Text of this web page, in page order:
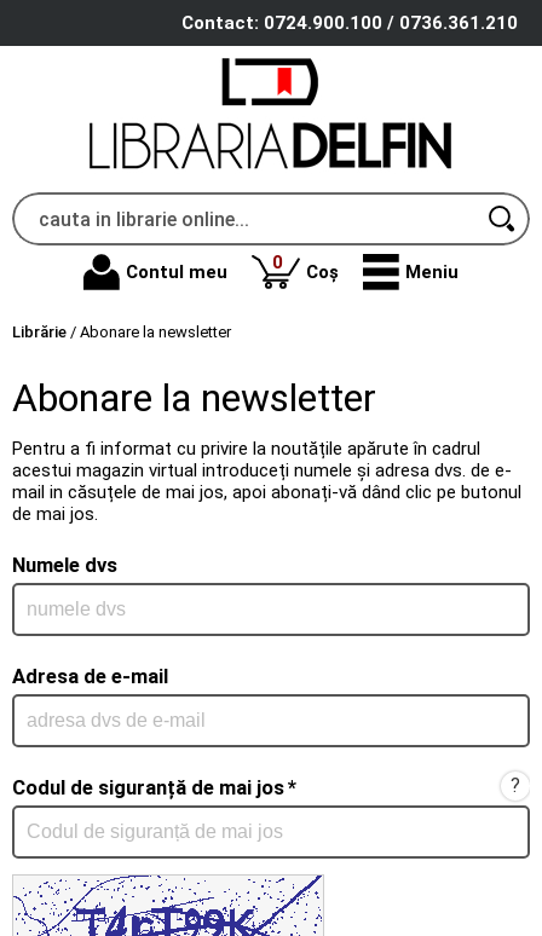
Contact: 0724.900.100 / 0736.361.210
Contul meu 0produse
Coș Meniu
Librărie / Abonare la newsletter
Abonare la newsletter
Pentru a fi informat cu privire la noutățile apărute în cadrul
acestui magazin virtual introduceți numele și adresa dvs. de e-
mail in căsuțele de mai jos, apoi abonați-vă dând clic pe butonul
de mai jos.
Numele dvs
Adresa de e-mail
Codul de siguranță de mai jos* ?